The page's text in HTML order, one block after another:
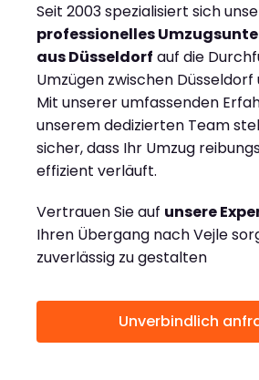
Seit 2003 spezialisiert sich
professionelles
aus Düsseldorf auf die
Umzügen zwischen Düsseldorf
Mit unserer umfassenden
unserem dedizierten Team
sicher, dass Ihr Umzug
effizient verläuft.
Vertrauen Sie auf unsere
Ihren Übergang nach Vejle
zuverlässig zu gestalten
Unverbindlich